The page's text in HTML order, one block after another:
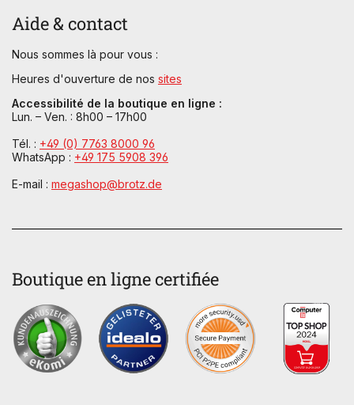
Aide & contact
Nous sommes là pour vous :
Heures d'ouverture de nos sites
Accessibilité de la boutique en ligne :
Lun. – Ven. : 8h00 – 17h00
Tél. : +49 (0) 7763 8000 96
WhatsApp : +49 175 5908 396
E-mail : megashop@brotz.de
Boutique en ligne certifiée